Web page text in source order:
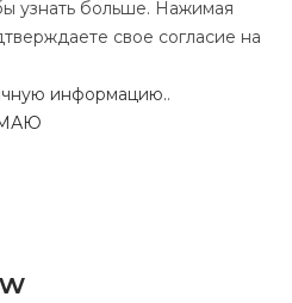
узнать больше. Нажимая
свое согласие на
информацию..